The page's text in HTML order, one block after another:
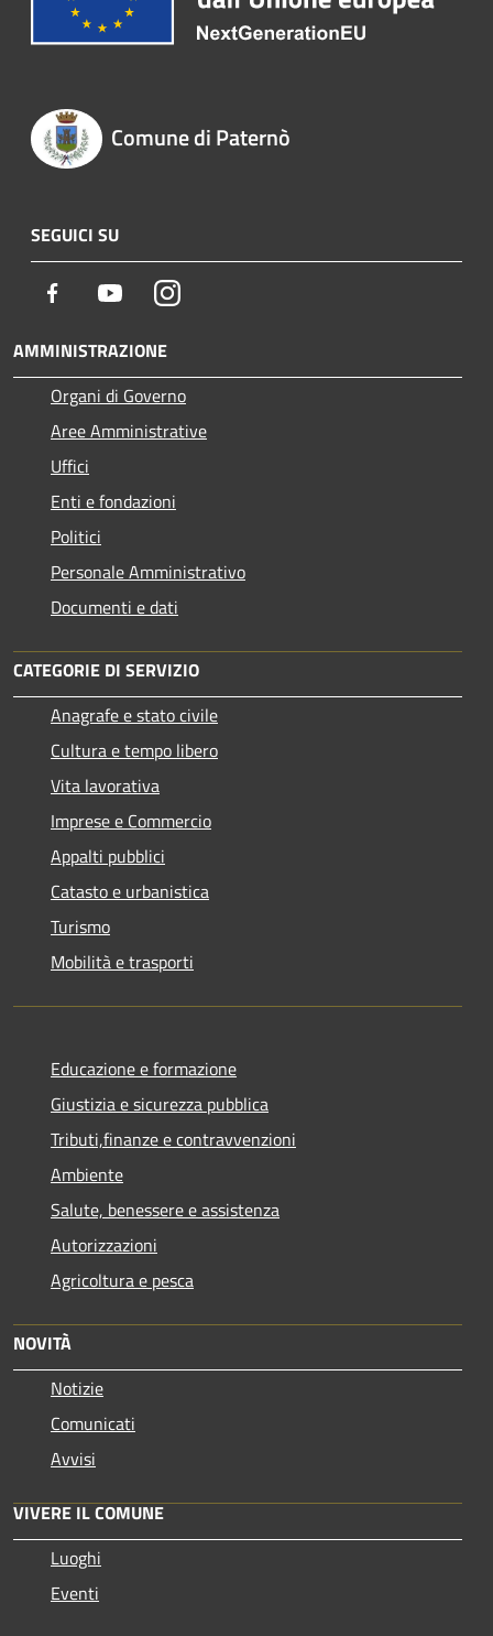
Comune di Paternò
SEGUICI SU
Facebook YoutubeInstagram
AMMINISTRAZIONE
Organi di Governo
Aree Amministrative
Uffici
Enti e fondazioni
Politici
Personale Amministrativo
Documenti e dati
CATEGORIE DI SERVIZIO
Anagrafe e stato civile
Cultura e tempo libero
Vita lavorativa
Imprese e Commercio
Appalti pubblici
Catasto e urbanistica
Turismo
Mobilità e trasporti
Educazione e formazione
Giustizia e sicurezza pubblica
Tributi,finanze e contravvenzioni
Ambiente
Salute, benessere e assistenza
Autorizzazioni
Agricoltura e pesca
NOVITÀ
Notizie
Comunicati
Avvisi
VIVERE IL COMUNE
Luoghi
Eventi